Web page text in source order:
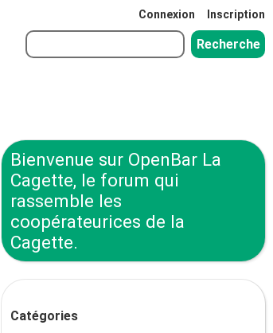
Connexion Inscription
Bienvenue sur OpenBar La
Cagette, le forum qui
rassemble les
coopérateurices de la
Cagette.
Catégories